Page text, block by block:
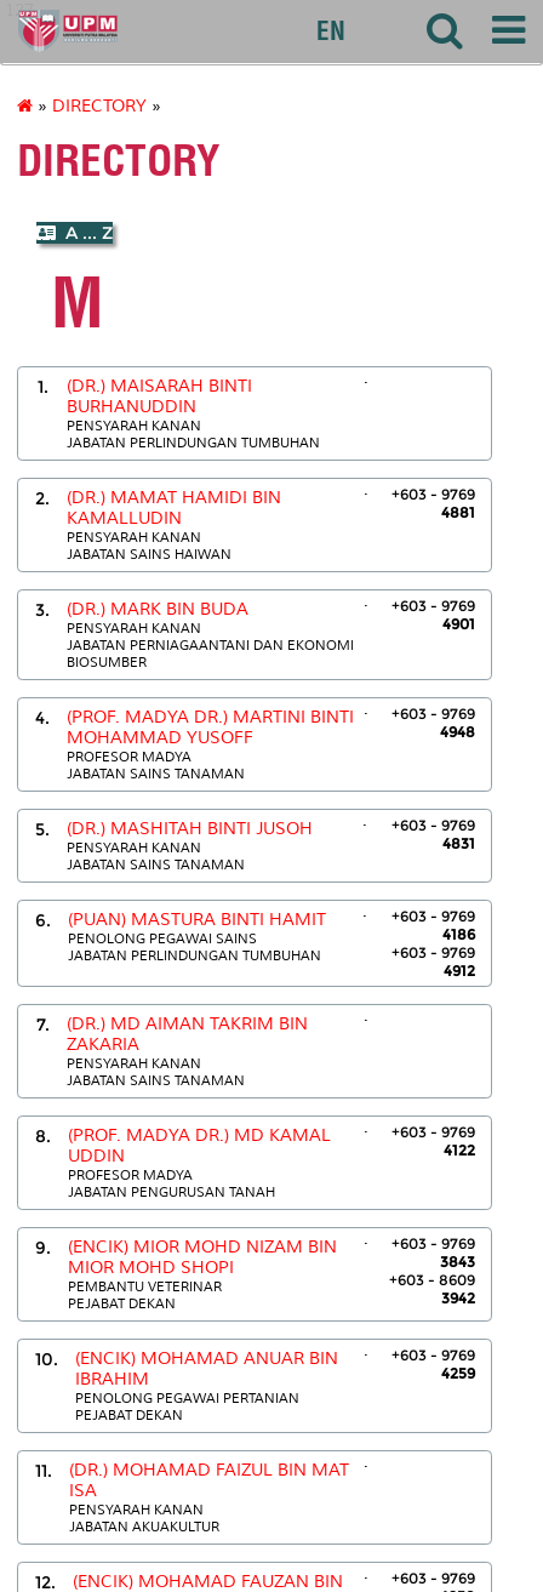
127
EN
» DIRECTORY »
DIRECTORY
A ... Z
M
1.
(DR.) MAISARAH BINTI
BURHANUDDIN
PENSYARAH KANAN
JABATAN PERLINDUNGAN TUMBUHAN
.
2.
(DR.) MAMAT HAMIDI BIN
KAMALLUDIN
PENSYARAH KANAN
JABATAN SAINS HAIWAN
.
+603 - 9769
4881
3. (DR.) MARK BIN BUDA
PENSYARAH KANAN
JABATAN PERNIAGAANTANI DAN EKONOMI
BIOSUMBER
.
+603 - 9769
4901
4.
(PROF. MADYA DR.) MARTINI BINTI
MOHAMMAD YUSOFF
PROFESOR MADYA
JABATAN SAINS TANAMAN
.
+603 - 9769
4948
5. (DR.) MASHITAH BINTI JUSOH
PENSYARAH KANAN
JABATAN SAINS TANAMAN
.
+603 - 9769
4831
6. (PUAN) MASTURA BINTI HAMIT
PENOLONG PEGAWAI SAINS
JABATAN PERLINDUNGAN TUMBUHAN
.
+603 - 9769
4186
+603 - 9769
4912
7.
(DR.) MD AIMAN TAKRIM BIN
ZAKARIA
PENSYARAH KANAN
JABATAN SAINS TANAMAN
.
8.
(PROF. MADYA DR.) MD KAMAL
UDDIN
PROFESOR MADYA
JABATAN PENGURUSAN TANAH
.
+603 - 9769
4122
9.
(ENCIK) MIOR MOHD NIZAM BIN
MIOR MOHD SHOPI
PEMBANTU VETERINAR
PEJABAT DEKAN
.
+603 - 9769
3843
+603 - 8609
3942
10.
(ENCIK) MOHAMAD ANUAR BIN
IBRAHIM
PENOLONG PEGAWAI PERTANIAN
PEJABAT DEKAN
.
+603 - 9769
4259
11.
(DR.) MOHAMAD FAIZUL BIN MAT
ISA
PENSYARAH KANAN
JABATAN AKUAKULTUR
.
12.
(ENCIK) MOHAMAD FAUZAN BIN
.
+603 - 9769